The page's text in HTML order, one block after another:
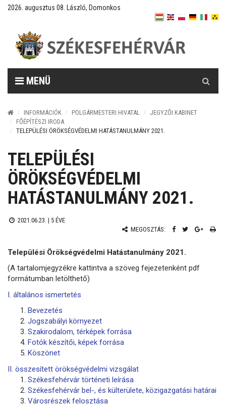
2026. augusztus 08. László, Domonkos
MENÜ
INFORMÁCIÓK POLGÁRMESTERI HIVATAL
JEGYZŐI KABINET
FŐÉPÍTÉSZI IRODA
TELEPÜLÉSI ÖRÖKSÉGVÉDELMI HATÁSTANULMÁNY 2021.
TELEPÜLÉSI
ÖRÖKSÉGVÉDELMI
HATÁSTANULMÁNY 2021.
2021.06.23. | 5 ÉVE
MEGOSZTÁS:
Települési Örökségvédelmi Hatástanulmány 2021.
(A tartalomjegyzékre kattintva a szöveg fejezetenként pdf
formátumban letölthető)
I. általános ismertetés
Bevezetés
Jogszabályi környezet
Szakirodalom, térképek forrása
Fotók készítői, képek forrása
Köszönet
II. összesített örökségvédelmi vizsgálat
Székesfehérvár történeti leírása
Székesfehérvár bel-, és külterülete, közigazgatási határai
Városrészek felosztása